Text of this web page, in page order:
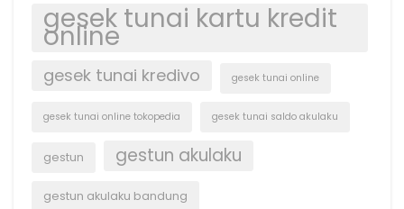
gesek tunai kartu kredit
online
gesek tunai kredivo gesek tunai online
gesek tunai online tokopedia gesek tunai saldo akulaku
gestun gestun akulaku
gestun akulaku bandung